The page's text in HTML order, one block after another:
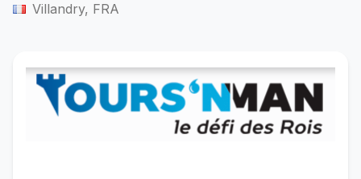
Villandry, FRA